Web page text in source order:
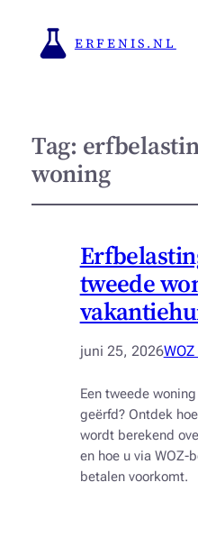
ERFENIS.NL
Tag:
woning
tweede
juni 25, 2026
Een tweede
geërfd? Ontdek
wordt berekend
en hoe u via WOZ-
betalen voorkomt.